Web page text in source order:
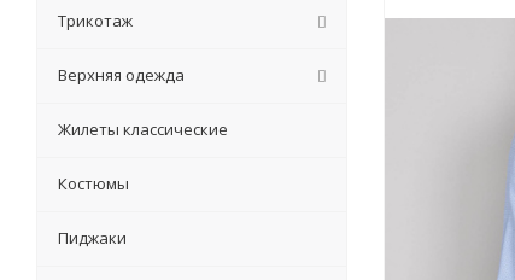
Трикотаж
Верхняя одежда
Жилеты классические
Костюмы
Пиджаки